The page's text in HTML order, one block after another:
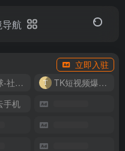
立即入驻
智媒全球-社媒管理平台
TK短视频爆款复刻
手机